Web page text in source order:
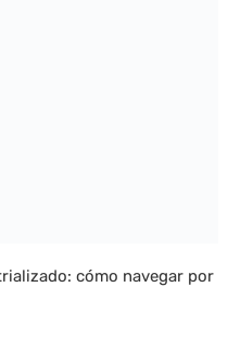
cómo navegar por